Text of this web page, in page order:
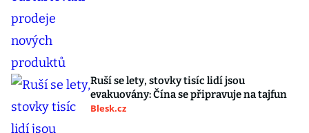
Ruší se lety, stovky tisíc lidí jsou
evakuovány: Čína se připravuje na tajfun
Blesk.cz